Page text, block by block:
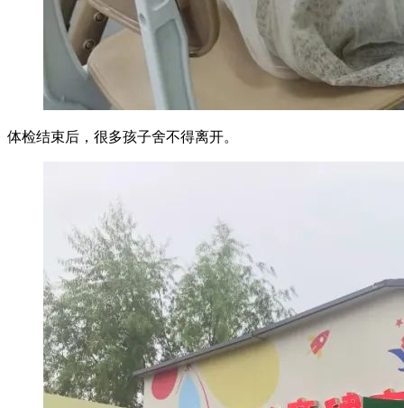
体检结束后，很多孩子舍不得离开。